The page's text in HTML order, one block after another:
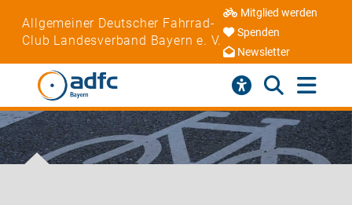
Allgemeiner Deutscher Fahrrad-
Club Landesverband Bayern e. V.
Mitglied werden
Spenden
Newsletter